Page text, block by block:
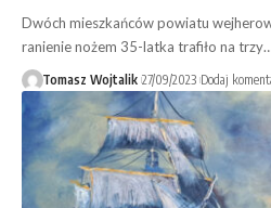
Dwóch mieszkańców powiatu
ranienie nożem 35-latka trafiło na
Tomasz Wojtalik 27/09/2023 Dodaj